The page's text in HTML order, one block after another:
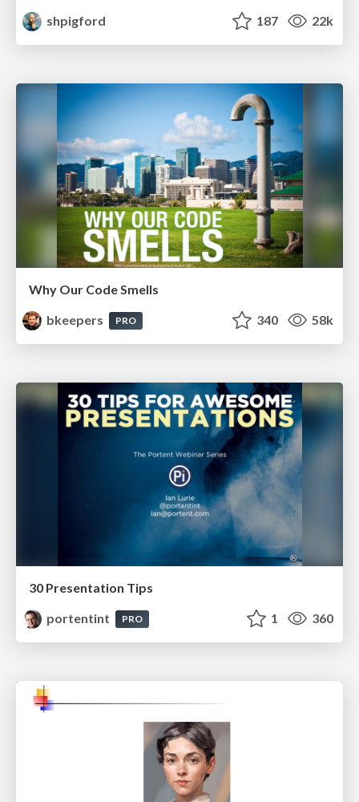
shpigford
187 22k
Why Our Code Smells
bkeepers
PRO 340 58k
30 Presentation Tips
portentint
PRO 1 360